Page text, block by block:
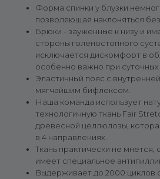
Форма спинки у блузки
позволяющая наклоняться
Брюки - зауженные к низу и
стороны голеностопного
исключается дискомфорт в
особенно важно при суточных
Эластичный пояс с
мягчайшим бифлексом.
Наша команда использует
технологичную ткань Fair
древесной целлюлозы,
в 4 направлениях.
Ткань практически не мнется,
имеет специальное
Выдерживает до 2000 циклов